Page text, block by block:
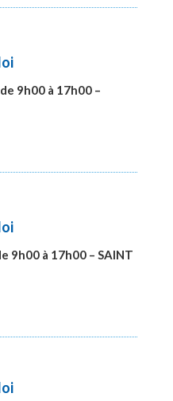
9h00 à 17h00 –
9h00 à 17h00 – SAINT